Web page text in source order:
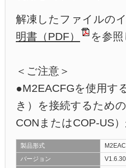
解凍したファイルの
明書（PDF）
を参照
＜ご注意＞
●M2EACFGを使用す
き）を接続するため
CONまたはCOP-US
製品形式
バージョン
V1.6.30